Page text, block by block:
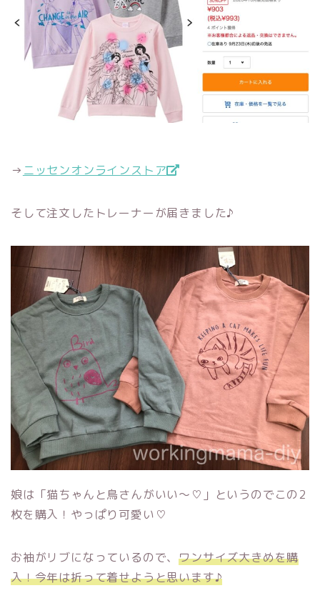
→ ニッセンオンラインストア
そして注文したトレーナーが届きました♪
娘は「猫ちゃんと鳥さんがいい〜♡」というのでこの2
枚を購入！やっぱり可愛い♡
お袖がリブになっているので、ワンサイズ大きめを購
入！今年は折って着せようと思います♪